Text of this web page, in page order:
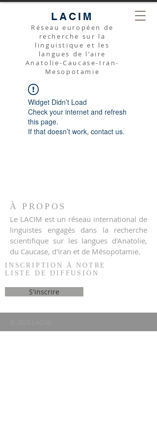
LACIM
Réseau européen de
recherche sur la
linguistique et les
langues de l’aire
Anatolie-Caucase-Iran-
Mesopotamie
Widget Didn’t Load
Check your internet and refresh
this page.
If that doesn’t work, contact us.
À PROPOS
Le LACIM est un réseau international de
linguistes engagés dans la recherche
scientifique sur les langues d'Anatolie,
du Caucase, d'Iran et de Mésopotamie.
INSCRIPTION À NOTRE
LISTE DE DIFFUSION
S'inscrire